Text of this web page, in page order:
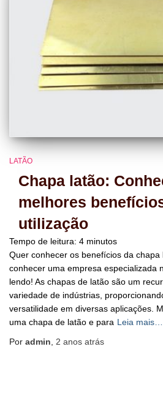
LATÃO
Chapa latão:
melhores
utilização
Tempo de leitura: 4 minutos
Quer conhecer os benefícios da chapa
conhecer uma empresa especializada
lendo! As chapas de latão são um
variedade de indústrias,
versatilidade em diversas aplicações.
uma chapa de latão e para Leia mais…
Por admin 2 anos atrás